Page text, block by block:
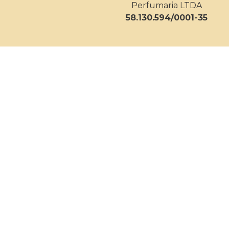
Perfumaria LTDA
58.130.594/0001-35